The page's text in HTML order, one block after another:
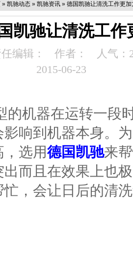
» 凯驰动态 » 凯驰资讯 » 德国凯驰让清洗工作更加
凯驰让清洗工作
编辑： 作者：
人气：
2015-06-23
机器在运转一段
响到机器本身。
选用德国凯驰来
而且在效果上也
，会让日后的清